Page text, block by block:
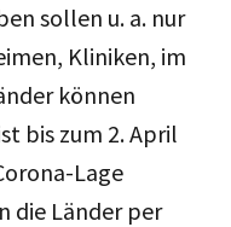
sollen u. a. nur
Kliniken, im
können
bis zum 2. April
Lage
die Länder per